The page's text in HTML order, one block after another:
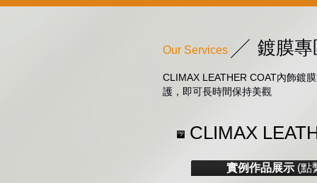
Our Services 鍍膜專
CLIMAX LEATHER COAT內飾鍍
護，即可長時間保持美觀
CLIMAX
實例作品展示 (點